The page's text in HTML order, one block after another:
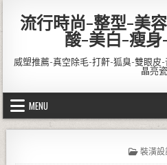
流行時尚-整型-美
酸-美白-瘦
威塑推薦-真空除毛-打鼾-狐臭-雙眼皮
晶亮瓷
MENU
裝潢設